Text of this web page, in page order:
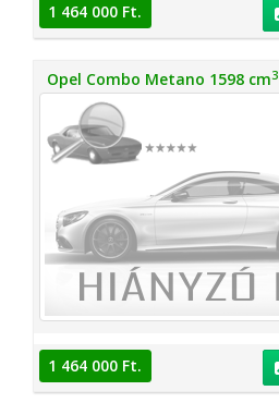
1 464 000 Ft.
Opel Combo Metano 1598 cm3
1 464 000 Ft.